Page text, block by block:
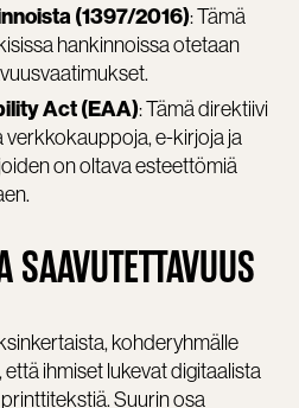
(1397/2016): Tämä
hankinnoissa otetaan
Act (EAA): Tämä direktiivi
verkkokauppoja, e-kirjoja ja
on oltava esteettömiä
kohderyhmälle
ihmiset lukevat digitaalista
Suurin osa